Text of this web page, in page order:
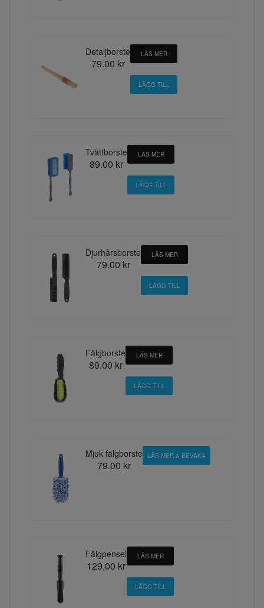
Detaljborste
79.00 kr
LÄS MER
Tvättborste
89.00 kr
LÄS MER
Djurhårsborste
79.00 kr
LÄS MER
Fälgborste
89.00 kr
LÄS MER
Mjuk fälgborste
79.00 kr
LÄS MER & BEVAKA
Fälgpensel
129.00 kr
LÄS MER